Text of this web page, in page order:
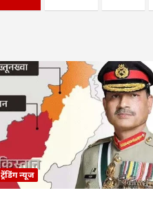
ट्रेंडिंग न्यूज